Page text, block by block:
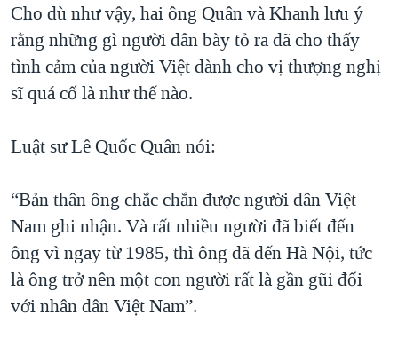
Cho dù như vậy, hai ông Quân và Khanh lưu ý
rằng những gì người dân bày tỏ ra đã cho thấy
tình cảm của người Việt dành cho vị thượng nghị
sĩ quá cố là như thế nào.
Luật sư Lê Quốc Quân nói:
“Bản thân ông chắc chắn được người dân Việt
Nam ghi nhận. Và rất nhiều người đã biết đến
ông vì ngay từ 1985, thì ông đã đến Hà Nội, tức
là ông trở nên một con người rất là gần gũi đối
với nhân dân Việt Nam”.